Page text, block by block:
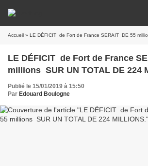
Accueil » LE DÉFICIT de Fort de France SERAIT DE 55 millions SUR
LE DÉFICIT de Fort de France
millions SUR UN TOTAL DE 224
Publié le 15/01/2019 à 15:50
Par Edouard Boulogne